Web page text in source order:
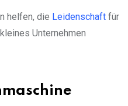
helfen, die Leidenschaft für
Unternehmen